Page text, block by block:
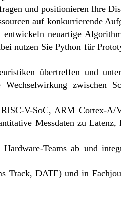
und positionieren Ihre
auf konkurrierende
entwickeln neuartige
nutzen Sie Python für
übertreffen und
zwischen
V-SoC, ARM Cortex-A/
Messdaten zu Latenz,
Teams ab und
Track, DATE) und in